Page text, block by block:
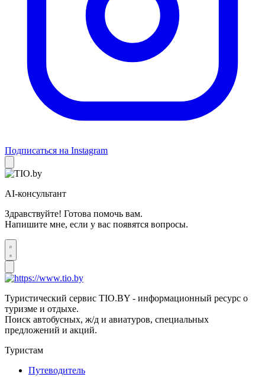
Подписаться на Instagram
AI-консультант
Здравствуйте! Готова помочь вам.
Напишите мне, если у вас появятся вопросы.
Туристический сервис TIO.BY - информационный ресурс о
туризме и отдыхе.
Поиск автобусных, ж/д и авиатуров, специальных
предложений и акций.
Туристам
Путеводитель